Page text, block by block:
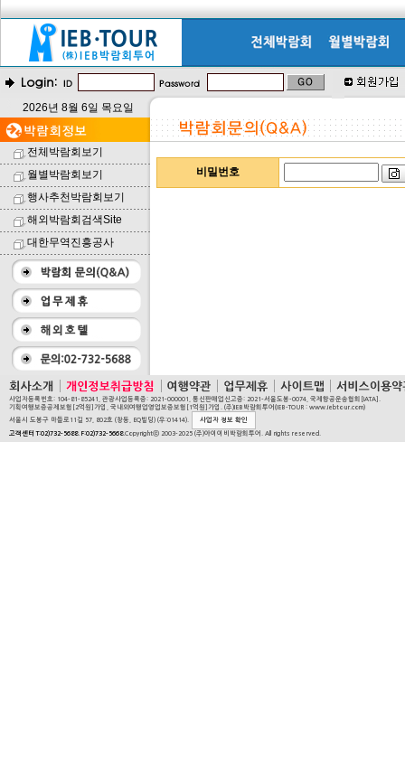
2026년 8월 6일 목요일
전체박람회보기
월별박람회보기
행사추천박람회보기
해외박람회검색Site
대한무역진흥공사
비밀번호
사업자등록번호: 104-81-85241, 관광사업등록증: 2021-000001, 통신판매업신고증: 2021-서울도봉-0074, 국제항공운송협회[IATA].
기획여행보증공제보험[2억원]가입, 국내외여행업영업보증보험[1억원]가입. (주)IEB박람회투어(IEB-TOUR : www.iebtour.com)
서울시 도봉구 마들로11길 57, 802호 (창동, EQ빌딩) (우:01414).
사업자 정보 확인
고객센터 T:02)732-5688. F:02)732-5668.Copyrightⓒ 2003-2025 (주)아이이비박람회투어. All rights reserved.